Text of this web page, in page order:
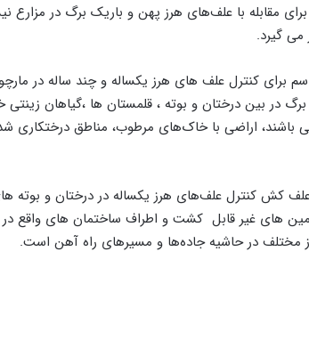
برای مقابله با علف‌های هرز پهن ‌و باریک برگ در مزارع
می گیرد.
سم برای کنترل علف‌ های هرز يکساله و چند ساله در
در بین درختان و بوته‌ ، قلمستان ‌ها ،گياهان
باشند، اراضی با خاک‌های مرطوب، مناطق درختكاری
علف کش کنترل علف‌های هرز يکساله در درختان و
های غير قابل کشت و اطراف ساختمان های واقع
مختلف در حاشيه جاده‌ها و مسيرهای راه آهن است.